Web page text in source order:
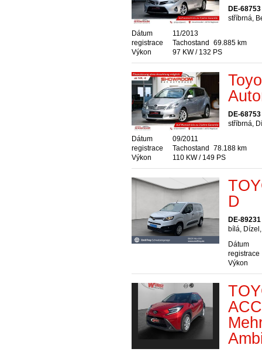
DE-
stříbrná,
Dátum
registrace
11/2013
Tachostand
69.885 km
Výkon
97 KW / 132 PS
DE-
stříbrná,
Dátum
registrace
09/2011
Tachostand
78.188 km
Výkon
110 KW / 149 PS
D
DE-
bílá,
Dátum
registrace
Výkon